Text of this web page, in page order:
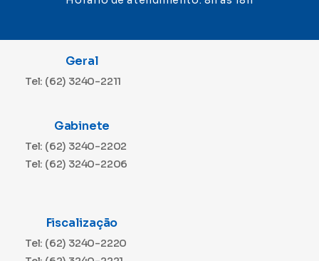
Geral
Tel: (62) 3240-2211
Gabinete
Tel: (62) 3240-2202
Tel: (62) 3240-2206
Fiscalização
Tel: (62) 3240-2220